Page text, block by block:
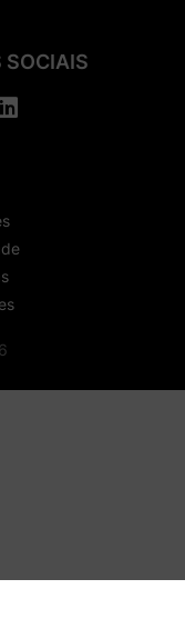
SOCIAIS